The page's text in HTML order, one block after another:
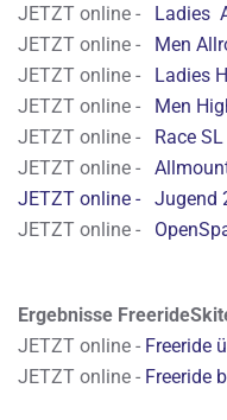
JETZT online - Ladies
JETZT online - Men
JETZT online - Ladies
JETZT online - Men
JETZT online - Race
JETZT online -
JETZT online -
Jugend
JETZT online -
Ergebnisse
JETZT online - Freeride
JETZT online - Freeride